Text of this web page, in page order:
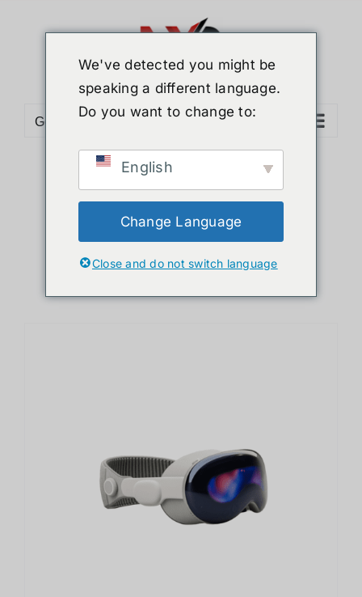
Go to...
Sort byDefault Order
Show12 Products
We've detected you might be
speaking a different language.
Do you want to change to:
English
Change Language
Close and do not switch language